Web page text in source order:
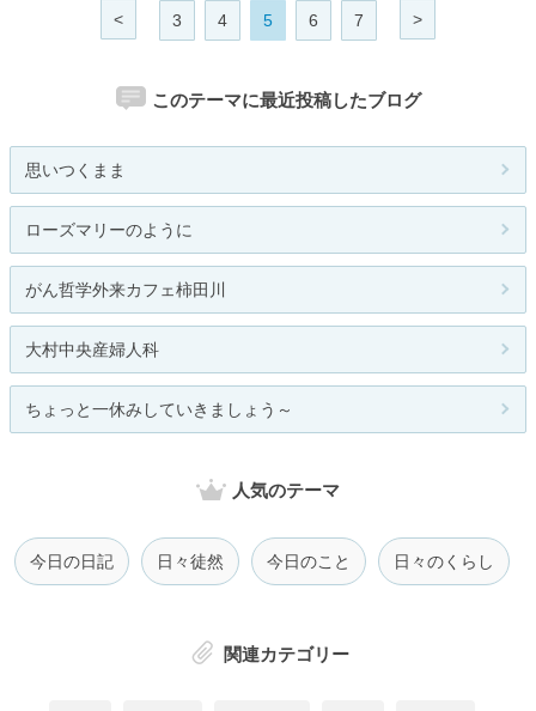
< 3 4 5 6 7 >
このテーマに最近投稿したブログ
思いつくまま
ローズマリーのように
がん哲学外来カフェ柿田川
大村中央産婦人科
ちょっと一休みしていきましょう～
人気のテーマ
今日の日記 日々徒然 今日のこと 日々のくらし
関連カテゴリー